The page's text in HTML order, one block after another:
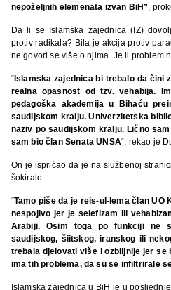
nepoželjnih elemenata izvan BiH” ,
Da li se Islamska zajednica (IZ)
protiv radikala? Bila je akcija protiv
ne govori se više o njima. Je li problem
“Islamska zajednica bi trebalo da čini
realna opasnost od tzv. vehabija.
pedagoška akademija u Bihaću
saudijskom kralju. Univerzitetska
naziv po saudijskom kralju. Lično
sam bio član Senata UNSA“, rekao je
On je ispričao da je na službenoj
šokiralo.
“Tamo piše da je reis-ul-lema član UO
nespojivo jer je selefizam ili
Arabiji. Osim toga po funkciji ne
saudijskog, šiitskog, iranskog ili
trebala djelovati više i ozbiljnije jer se
ima tih problema, da su se infiltrirale
Islamska zajednica u BiH je u